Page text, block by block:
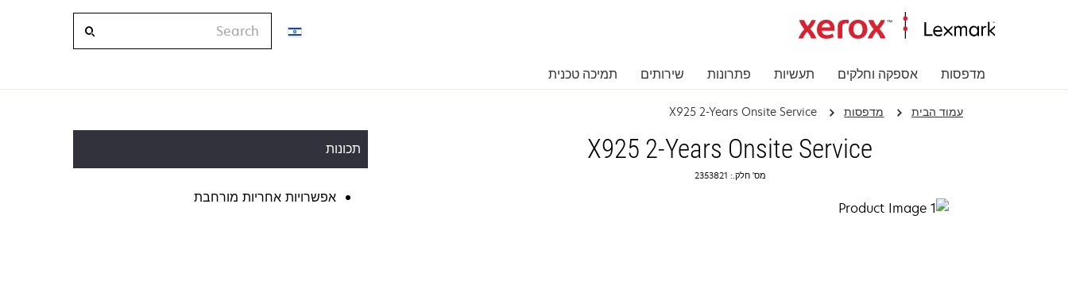
מדפסות אספקה וחלקים תעשיות פתרונות שירותים תמיכה טכנית
Search
עמוד הבית מדפסות X925 2-Years Onsite Service
X925 2-Years Onsite Service
מס' חלק.: 2353821
תכונות
אפשרויות אחריות מורחבת